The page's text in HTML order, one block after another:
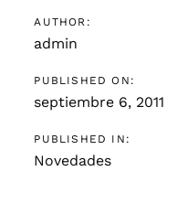
AUTHOR:
admin
PUBLISHED ON:
septiembre 6, 2011
PUBLISHED IN:
Novedades